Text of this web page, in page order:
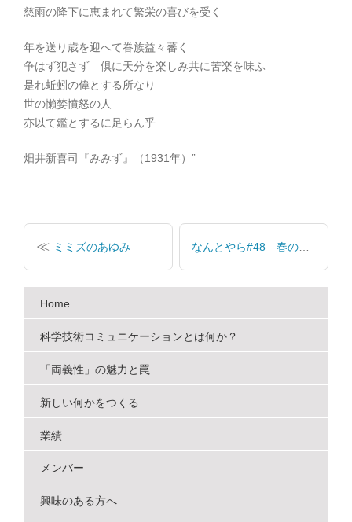
慈雨の降下に恵まれて繁栄の喜びを受く
年を送り歳を迎へて眷族益々蕃く
争はず犯さず 倶に天分を楽しみ共に苦楽を味ふ
是れ蚯蚓の偉とする所なり
世の懶婪憤怒の人
亦以て鑑とするに足らん乎
畑井新喜司『みみず』（1931年）”
稿
ナ
ン
ミミズのあゆみ なんとやら#48 春のなんとやら
Home
科学技術コミュニケーションとは何か？
「両義性」の魅力と罠
新しい何かをつくる
業績
メンバー
興味のある方へ